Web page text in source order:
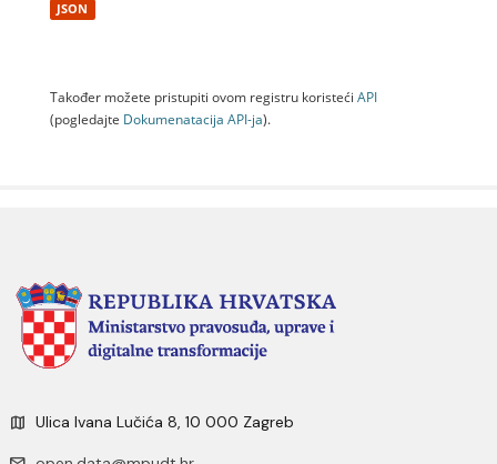
JSON
Također možete pristupiti ovom registru koristeći API
(pogledajte Dokumenаtаcijа API-jа).